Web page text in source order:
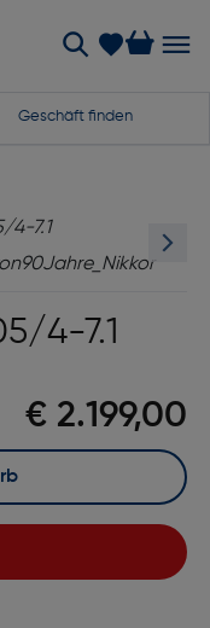
Geschäft finden
4-7.1
€ 2.199,00